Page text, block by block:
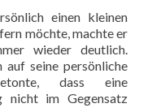
einen kleinen
möchte, machte er
wieder deutlich.
auf seine persönliche
dass eine
nicht im Gegensatz